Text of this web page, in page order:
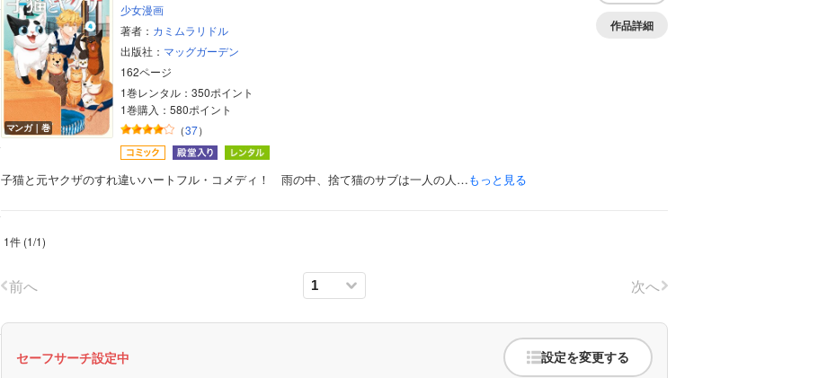
マンガ｜巻
少女漫画
著者： カミムラリドル
出版社： マッグガーデン
162ページ
1巻レンタル：350ポイント
1巻購入：580ポイント
（37）
作品詳細
子猫と元ヤクザのすれ違いハートフル・コメディ！ 雨の中、捨て猫のサブは一人の人…もっと見る
1件 (1/1)
前へ 次へ
セーフサーチ設定中 設定を変更する